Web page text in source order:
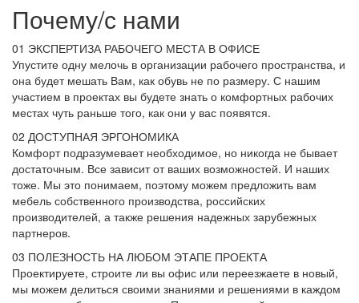
Почему/с нами
01 ЭКСПЕРТИЗА РАБОЧЕГО МЕСТА В ОФИСЕ
Упустите одну мелочь в организации рабочего пространства, и
она будет мешать Вам, как обувь не по размеру. С нашим
участием в проектах вы будете знать о комфортных рабочих
местах чуть раньше того, как они у вас появятся.
02 ДОСТУПНАЯ ЭРГОНОМИКА
Комфорт подразумевает необходимое, но никогда не бывает
достаточным. Все зависит от ваших возможностей. И наших
тоже. Мы это понимаем, поэтому можем предложить вам
мебель собственного производства, российских
производителей, а также решения надежных зарубежных
партнеров.
03 ПОЛЕЗНОСТЬ НА ЛЮБОМ ЭТАПЕ ПРОЕКТА
Проектируете, строите ли вы офис или переезжаете в новый,
мы можем делиться своими знаниями и решениями в каждом